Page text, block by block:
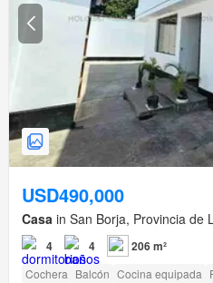
USD490,000
Casa in San Borja, Provincia de
4 4 206 m²
Cochera Balcón Cocina equipada